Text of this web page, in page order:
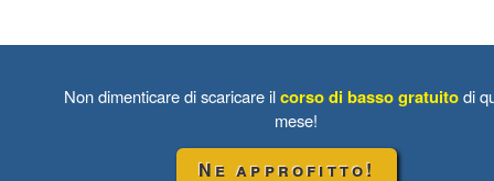
Non dimenticare di scaricare ilcorso di basso gratuitodi
mese!
Ne approfitto!